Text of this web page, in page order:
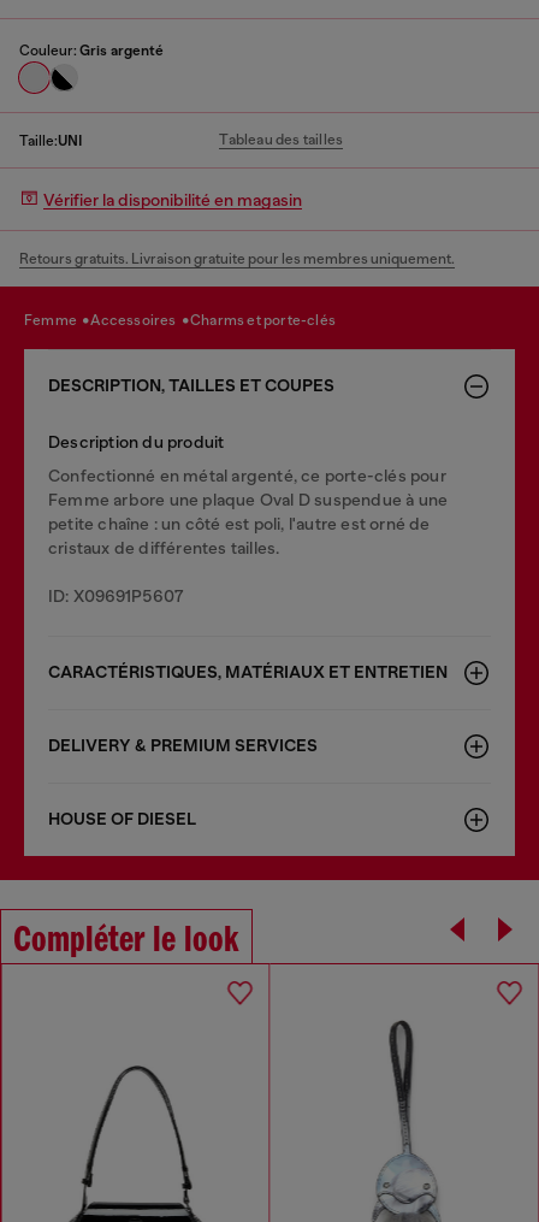
Couleur: Gris argenté
Taille:UNI Tableau des tailles
Vérifier la disponibilité en magasin
Retours gratuits. Livraison gratuite pour les membres uniquement.
femme accessoires charms et porte-clés
DESCRIPTION, TAILLES ET COUPES
Description du produit
Confectionné en métal argenté, ce porte-clés pour
Femme arbore une plaque Oval D suspendue à une
petite chaîne : un côté est poli, l'autre est orné de
cristaux de différentes tailles.
ID: X09691P5607
CARACTÉRISTIQUES, MATÉRIAUX ET ENTRETIEN
DELIVERY & PREMIUM SERVICES
HOUSE OF DIESEL
Compléter le look